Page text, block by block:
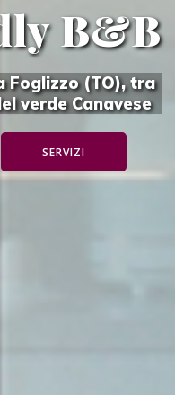
B&B
Foglizzo (TO), tra
verde Canavese
SERVIZI